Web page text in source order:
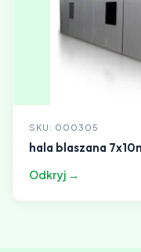
SKU: 000305
hala blaszana
Odkryj →